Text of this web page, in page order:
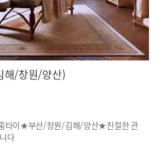
해/창원/양산)
타이★부산/창원/김해/양산★친절한 관
다